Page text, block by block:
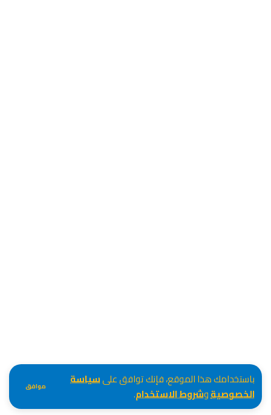
باستخدامك هذا الموقع، فإنك توافق علىسياسة
الخصوصيةوشروط الاستخدام. موافق